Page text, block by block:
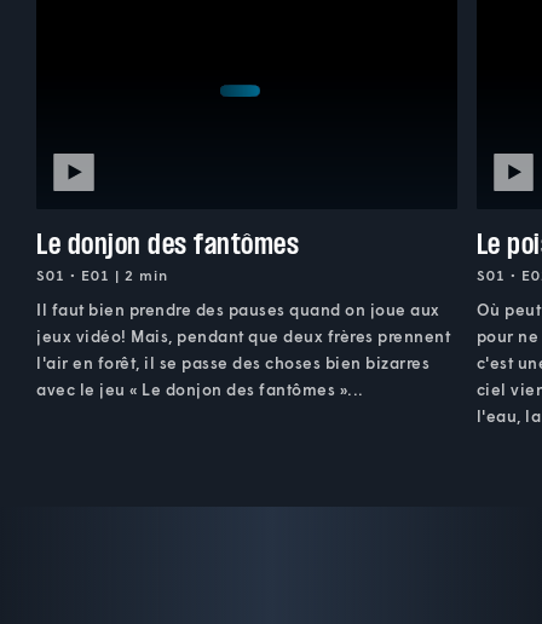
Le donjon des fantômes
S01 • E01 | 2 min
Il faut bien prendre des pauses quand on joue aux
jeux vidéo! Mais, pendant que deux frères prennent
l'air en forêt, il se passe des choses bien bizarres
avec le jeu « Le donjon des fantômes »...
Le
S01 •
Où
pour
c'est
ciel
l'eau,